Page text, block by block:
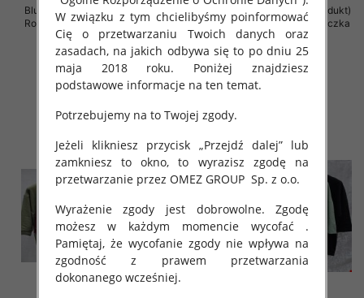
Bluzki damskie ( Turecki produkt)
Roz Standard , Mix Kolor .Paczka
12 szt
43.00 zł
szczegóły
Bluzki damskie ( Turecki produkt)
Roz Standard , Mix Kolor .Paczka
12 szt
42.00 zł
szczegóły
W związku z tym chcielibyśmy poinformować
Cię o przetwarzaniu Twoich danych oraz
zasadach, na jakich odbywa się to po dniu 25
maja 2018 roku. Poniżej znajdziesz
podstawowe informacje na ten temat.
Potrzebujemy na to Twojej zgody.
Jeżeli klikniesz przycisk „Przejdź dalej” lub
zamkniesz to okno, to wyrazisz zgodę na
przetwarzanie przez OMEZ GROUP Sp. z o.o.
Wyrażenie zgody jest dobrowolne. Zgodę
możesz w każdym momencie wycofać .
Pamiętaj, że wycofanie zgody nie wpływa na
zgodność z prawem przetwarzania
dokonanego wcześniej.